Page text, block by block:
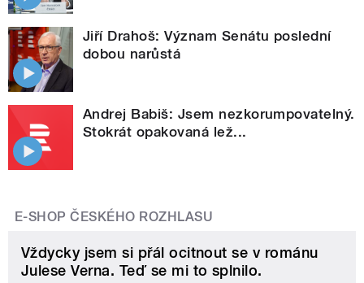
Jiří Drahoš: Význam Senátu poslední
dobou narůstá
Andrej Babiš: Jsem nezkorumpovatelný.
Stokrát opakovaná lež...
E-SHOP ČESKÉHO ROZHLASU
Vždycky jsem si přál ocitnout se v románu
Julese Verna. Teď se mi to splnilo.